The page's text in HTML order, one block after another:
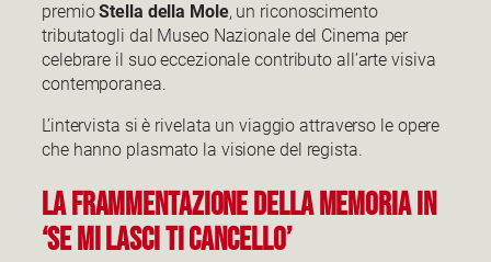
premioStella della Mole, un riconoscimento
tributatogli dal Museo Nazionale del Cinema per
celebrare il suo eccezionale contributo all’arte visiva
contemporanea.
L’intervista si è rivelata un viaggio attraverso le opere
che hanno plasmato la visione del regista.
LA FRAMMENTAZIONE DELLA MEMORIA IN
‘SE MI LASCI TI CANCELLO’